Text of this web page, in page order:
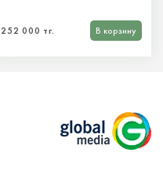
252 000 тг. В корзину